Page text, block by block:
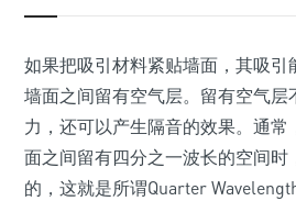
如果把吸引材料紧贴墙面，其吸引
墙面之间留有空气层。留有空气层
力，还可以产生隔音的效果。通
面之间留有四分之一波长的空间时
的，这就是所谓Quarter